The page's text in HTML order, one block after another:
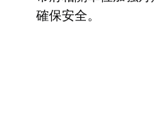
確保安全。